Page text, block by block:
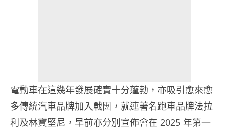
電動車在這幾年發展確實十分蓬勃，亦吸引愈來愈
多傳統汽車品牌加入戰團，就連著名跑車品牌法拉
利及林寶堅尼，早前亦分別宣佈會在 2025 年第一